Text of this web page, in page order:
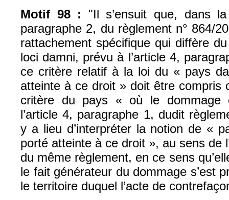
Motif 98 : "Il s’ensuit que, dans
paragraphe 2, du règlement n° 864/
rattachement spécifique qui diffère
loci damni, prévu à l’article 4,
ce critère relatif à la loi du « pays
atteinte à ce droit » doit être compris
critère du pays « où le
l’article 4, paragraphe 1, dudit
y a lieu d’interpréter la notion de «
porté atteinte à ce droit », au sens de
du même règlement, en ce sens
le fait générateur du dommage s’est
le territoire duquel l’acte de